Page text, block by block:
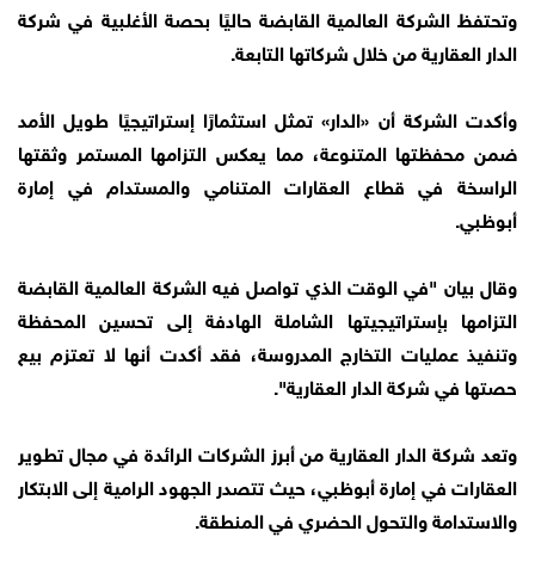
وتحتفظ الشركة العالمية القابضة حاليًا بحصة الأغلبية في شركة
الدار العقارية من خلال شركاتها التابعة.
وأكدت الشركة أن «الدار» تمثل استثمارًا إستراتيجيًا طويل الأمد
ضمن محفظتها المتنوعة، مما يعكس التزامها المستمر وثقتها
الراسخة في قطاع العقارات المتنامي والمستدام في إمارة
أبوظبي.
وقال بيان "في الوقت الذي تواصل فيه الشركة العالمية القابضة
التزامها بإستراتيجيتها الشاملة الهادفة إلى تحسين المحفظة
وتنفيذ عمليات التخارج المدروسة، فقد أكدت أنها لا تعتزم بيع
حصتها في شركة الدار العقارية".
وتعد شركة الدار العقارية من أبرز الشركات الرائدة في مجال تطوير
العقارات في إمارة أبوظبي، حيث تتصدر الجهود الرامية إلى الابتكار
والاستدامة والتحول الحضري في المنطقة.